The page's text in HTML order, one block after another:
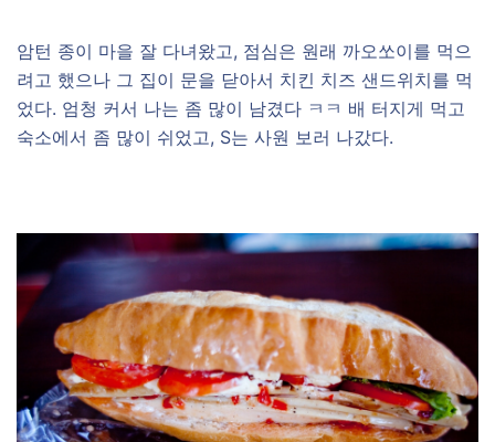
암턴 종이 마을 잘 다녀왔고, 점심은 원래 까오쏘이를 먹으
려고 했으나 그 집이 문을 닫아서 치킨 치즈 샌드위치를 먹
었다. 엄청 커서 나는 좀 많이 남겼다 ㅋㅋ 배 터지게 먹고
숙소에서 좀 많이 쉬었고, S는 사원 보러 나갔다.